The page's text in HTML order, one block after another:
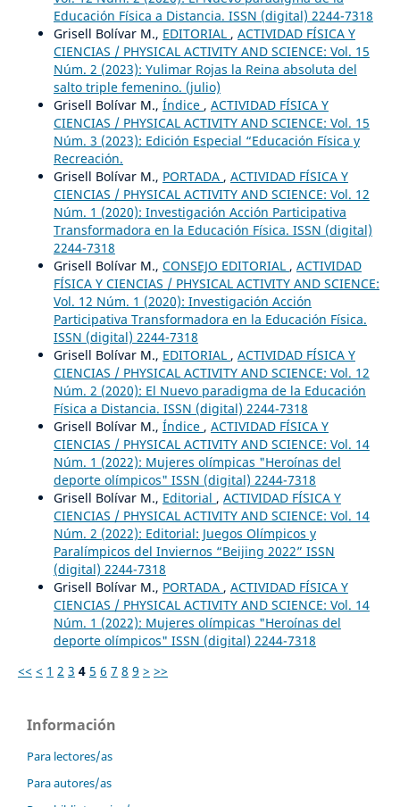
Educación Física a Distancia. ISSN (digital) 2244-7318
Grisell Bolívar M., EDITORIAL , ACTIVIDAD FÍSICA Y
CIENCIAS / PHYSICAL ACTIVITY AND SCIENCE: Vol. 15
Núm. 2 (2023): Yulimar Rojas la Reina absoluta del
salto triple femenino. (julio)
Grisell Bolívar M., Índice , ACTIVIDAD FÍSICA Y
CIENCIAS / PHYSICAL ACTIVITY AND SCIENCE: Vol. 15
Núm. 3 (2023): Edición Especial “Educación Física y
Recreación.
Grisell Bolívar M., PORTADA , ACTIVIDAD FÍSICA Y
CIENCIAS / PHYSICAL ACTIVITY AND SCIENCE: Vol. 12
Núm. 1 (2020): Investigación Acción Participativa
Transformadora en la Educación Física. ISSN (digital)
2244-7318
Grisell Bolívar M., CONSEJO EDITORIAL , ACTIVIDAD
FÍSICA Y CIENCIAS / PHYSICAL ACTIVITY AND SCIENCE:
Vol. 12 Núm. 1 (2020): Investigación Acción
Participativa Transformadora en la Educación Física.
ISSN (digital) 2244-7318
Grisell Bolívar M., EDITORIAL , ACTIVIDAD FÍSICA Y
CIENCIAS / PHYSICAL ACTIVITY AND SCIENCE: Vol. 12
Núm. 2 (2020): El Nuevo paradigma de la Educación
Física a Distancia. ISSN (digital) 2244-7318
Grisell Bolívar M., Índice , ACTIVIDAD FÍSICA Y
CIENCIAS / PHYSICAL ACTIVITY AND SCIENCE: Vol. 14
Núm. 1 (2022): Mujeres olímpicas "Heroínas del
deporte olímpicos" ISSN (digital) 2244-7318
Grisell Bolívar M., Editorial , ACTIVIDAD FÍSICA Y
CIENCIAS / PHYSICAL ACTIVITY AND SCIENCE: Vol. 14
Núm. 2 (2022): Editorial: Juegos Olímpicos y
Paralímpicos del Inviernos “Beijing 2022” ISSN
(digital) 2244-7318
Grisell Bolívar M., PORTADA , ACTIVIDAD FÍSICA Y
CIENCIAS / PHYSICAL ACTIVITY AND SCIENCE: Vol. 14
Núm. 1 (2022): Mujeres olímpicas "Heroínas del
deporte olímpicos" ISSN (digital) 2244-7318
<< < 1 2 3 4 5 6 7 8 9 > >>
Información
Para lectores/as
Para autores/as